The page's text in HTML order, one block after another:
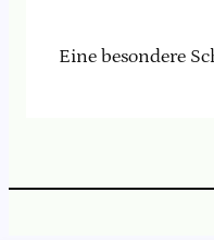
Eine besondere